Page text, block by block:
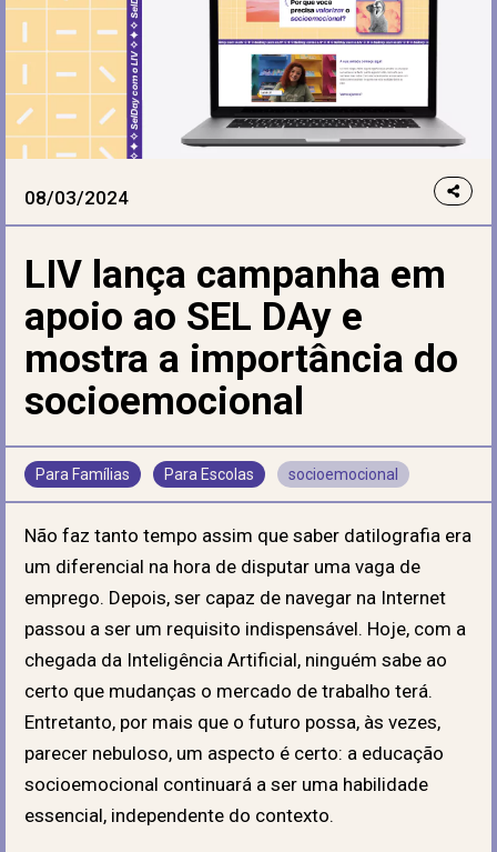
08/03/2024
LIV lança campanha em
apoio ao SEL DAy e
mostra a importância do
socioemocional
Para Famílias Para Escolas socioemocional
Não faz tanto tempo assim que saber datilografia era
um diferencial na hora de disputar uma vaga de
emprego. Depois, ser capaz de navegar na Internet
passou a ser um requisito indispensável. Hoje, com a
chegada da Inteligência Artificial, ninguém sabe ao
certo que mudanças o mercado de trabalho terá.
Entretanto, por mais que o futuro possa, às vezes,
parecer nebuloso, um aspecto é certo: a educação
socioemocional continuará a ser uma habilidade
essencial, independente do contexto.